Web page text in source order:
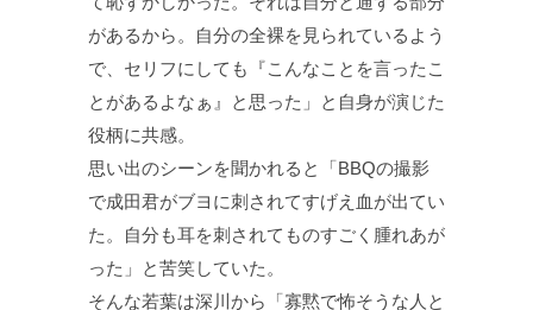
があるから。自分の全裸を見られているよう
で、セリフにしても『こんなことを言ったこ
とがあるよなぁ』と思った」と自身が演じた
役柄に共感。
思い出のシーンを聞かれると「BBQの撮影
で成田君がブヨに刺されてすげえ血が出てい
た。自分も耳を刺されてものすごく腫れあが
った」と苦笑していた。
そんな若葉は深川から「寡黙で怖そうな人と